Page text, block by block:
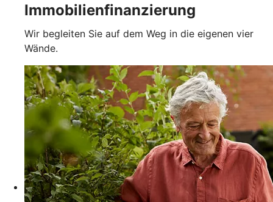
Immobilienfinanzierung
Wir begleiten Sie auf dem Weg in die eigenen vier
Wände.